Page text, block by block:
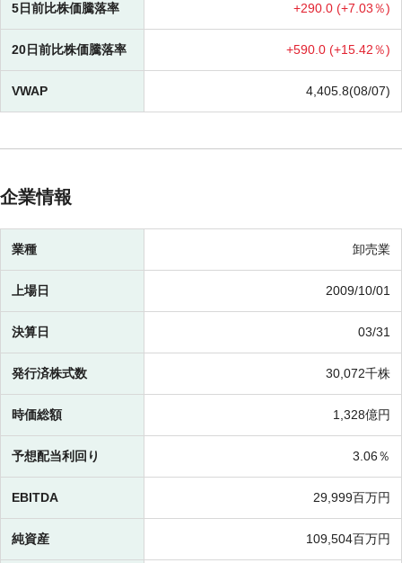
5日前比株価騰落率 +290.0 (+7.03％)
20日前比株価騰落率 +590.0 (+15.42％)
VWAP 4,405.8(08/07)
企業情報
業種 卸売業
上場日 2009/10/01
決算日 03/31
発行済株式数 30,072千株
時価総額 1,328億円
予想配当利回り 3.06％
EBITDA 29,999百万円
純資産 109,504百万円